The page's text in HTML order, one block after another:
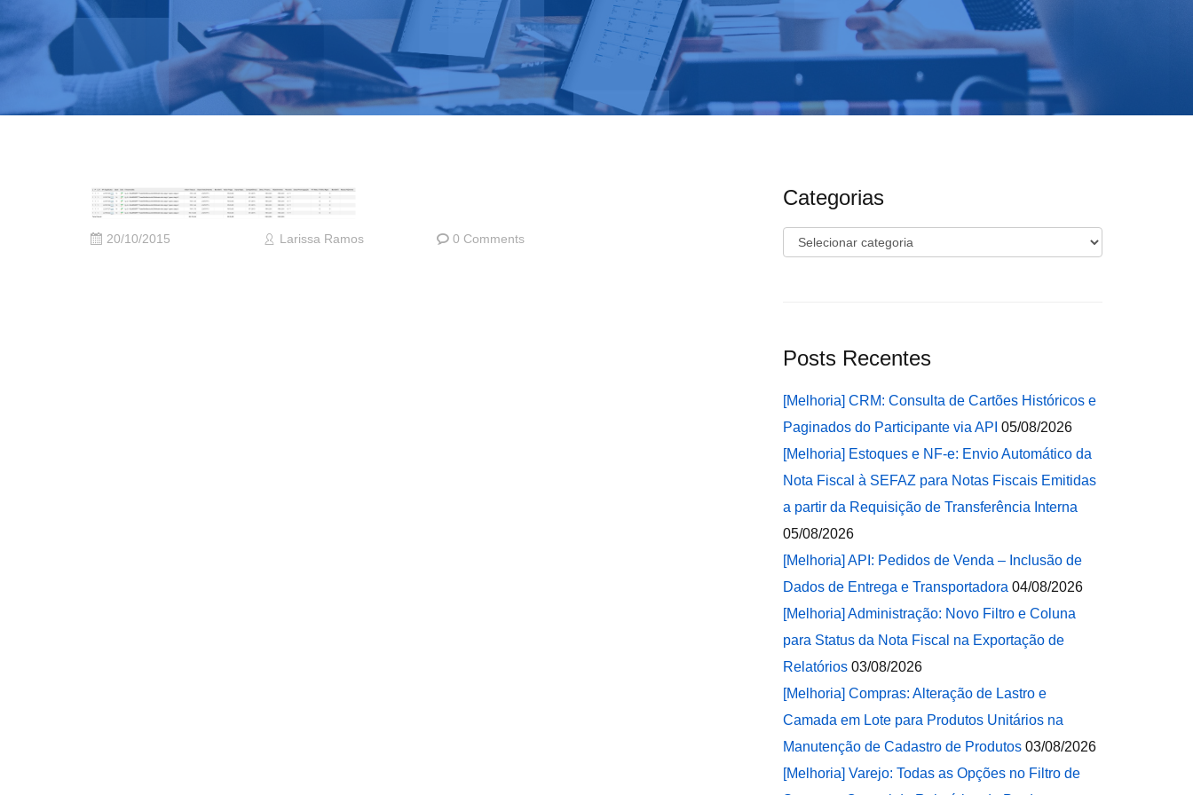
20/10/2015 Larissa Ramos 0 Comments
Categorias
Categorias
Posts Recentes
[Melhoria] CRM: Consulta de Cartões Históricos e
Paginados do Participante via API 05/08/2026
[Melhoria] Estoques e NF-e: Envio Automático da
Nota Fiscal à SEFAZ para Notas Fiscais Emitidas
a partir da Requisição de Transferência Interna
05/08/2026
[Melhoria] API: Pedidos de Venda – Inclusão de
Dados de Entrega e Transportadora 04/08/2026
[Melhoria] Administração: Novo Filtro e Coluna
para Status da Nota Fiscal na Exportação de
Relatórios 03/08/2026
[Melhoria] Compras: Alteração de Lastro e
Camada em Lote para Produtos Unitários na
Manutenção de Cadastro de Produtos 03/08/2026
[Melhoria] Varejo: Todas as Opções no Filtro de